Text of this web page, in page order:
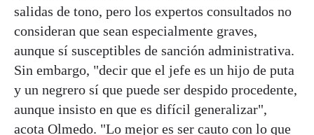
salidas de tono, pero los expertos consultados no
consideran que sean especialmente graves,
aunque sí susceptibles de sanción administrativa.
Sin embargo, "decir que el jefe es un hijo de puta
y un negrero sí que puede ser despido procedente,
aunque insisto en que es difícil generalizar",
acota Olmedo. "Lo mejor es ser cauto con lo que